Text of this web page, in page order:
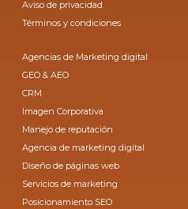
Aviso de privacidad
Términos y condiciones
Agencias de Marketing digital
GEO & AEO
CRM
Imagen Corporativa
Manejo de reputación
Agencia de marketing digital
Diseño de páginas web
Servicios de marketing
Posicionamiento SEO